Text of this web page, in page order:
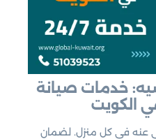
خدمات صيانة
الكويت
عنه في كل منزل. لضمان